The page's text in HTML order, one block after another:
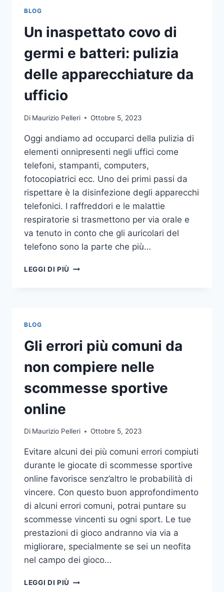
BLOG
Un inaspettato covo di
germi e batteri: pulizia
delle apparecchiature da
ufficio
Di Maurizio Pelleri Ottobre 5, 2023
Oggi andiamo ad occuparci della pulizia di
elementi onnipresenti negli uffici come
telefoni, stampanti, computers,
fotocopiatrici ecc. Uno dei primi passi da
rispettare è la disinfezione degli apparecchi
telefonici. I raffreddori e le malattie
respiratorie si trasmettono per via orale e
va tenuto in conto che gli auricolari del
telefono sono la parte che più…
LEGGI DI PIÙ UN
PULIZIA
DELLE
APPARECCHIATURE
DA
BLOG
Gli errori più comuni da
non compiere nelle
scommesse sportive
online
Di Maurizio Pelleri Ottobre 5, 2023
Evitare alcuni dei più comuni errori compiuti
durante le giocate di scommesse sportive
online favorisce senz’altro le probabilità di
vincere. Con questo buon approfondimento
di alcuni errori comuni, potrai puntare su
scommesse vincenti su ogni sport. Le tue
prestazioni di gioco andranno via via a
migliorare, specialmente se sei un neofita
nel campo dei gioco…
LEGGI DI PIÙ GLI